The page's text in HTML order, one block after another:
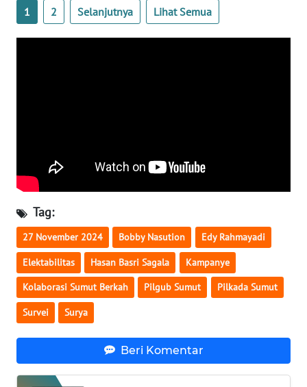
1 2 Selanjutnya Lihat Semua
Tag:
27 November 2024 Bobby Nasution Edy Rahmayadi
Elektabilitas Hasan Basri Sagala Kampanye
Kolaborasi Sumut Berkah Pilgub Sumut Pilkada Sumut
Survei Surya
Beri Komentar
NUSANTARA
KALBAR
WN
KALTENG
WN
KALTARA
KALSEL